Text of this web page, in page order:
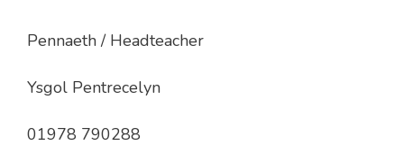
Pennaeth / Headteacher
Ysgol Pentrecelyn
01978 790288